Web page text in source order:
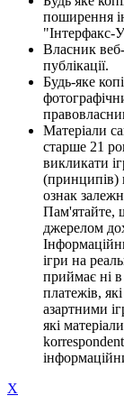
поширення
"Інтерфакс-
Власник
публікації.
Будь-яке
Матеріали
старше 21
викликати
(принципів)
ознак
Пам'ятайте,
джерелом
ігри на
приймає ні
платежів,
азартними
які
X